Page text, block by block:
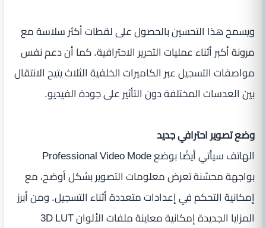
ويسمح هذا التحسين بالحصول على لقطات أكثر سلاسة مع
مرونة أكبر أثناء عمليات التحرير الاحترافية. كما أن دعم نفس
مواصفات التسجيل عبر الكاميرات الخلفية الثلاث يتيح الانتقال
بين العدسات المختلفة دون التأثير على جودة الفيديو.
وضع تصوير احترافي جديد
الهاتف سيأتي أيضًا بوضع Professional Video Mode
بواجهة محسّنة تعرض معلومات التصوير بشكل أوضح، مع
إمكانية التحكم في إعدادات متعددة أثناء التسجيل. ومن أبرز
المزايا الجديدة إمكانية معاينة ملفات الألوان 3D LUT